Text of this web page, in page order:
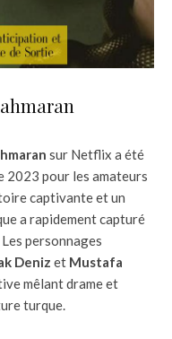
sur Netflix a été
2023 pour les amateurs
captivante et un
a rapidement capturé
personnages
Deniz et Mustafa
mêlant drame et
turque.